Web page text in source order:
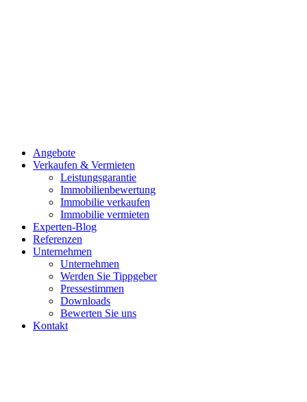
Angebote
Verkaufen & Vermieten
Leistungsgarantie
Immobilienbewertung
Immobilie verkaufen
Immobilie vermieten
Experten-Blog
Referenzen
Unternehmen
Unternehmen
Werden Sie Tippgeber
Pressestimmen
Downloads
Bewerten Sie uns
Kontakt